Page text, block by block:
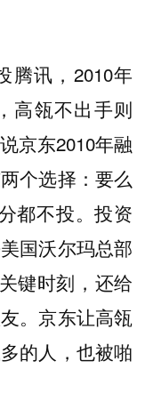
腾讯，2010年
高瓴不出手则
京东2010年融
个选择：要么
都不投。投资
国沃尔玛总部
键时刻，还给
。京东让高瓴
的人，也被啪